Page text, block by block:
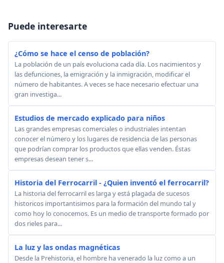
Puede interesarte
¿Cómo se hace el censo de población?
La población de un país evoluciona cada día. Los nacimientos y
las defunciones, la emigración y la inmigración, modificar el
número de habitantes. A veces se hace necesario efectuar una
gran investiga...
Estudios de mercado explicado para niños
Las grandes empresas comerciales o industriales intentan
conocer el número y los lugares de residencia de las personas
que podrían comprar los productos que ellas venden. Éstas
empresas desean tener s...
Historia del Ferrocarril - ¿Quien inventó el ferrocarril?
La historia del ferrocarril es larga y está plagada de sucesos
historicos importantisimos para la formación del mundo tal y
como hoy lo conocemos. Es un medio de transporte formado por
dos rieles para...
La luz y las ondas magnéticas
Desde la Prehistoria, el hombre ha venerado la luz como a un